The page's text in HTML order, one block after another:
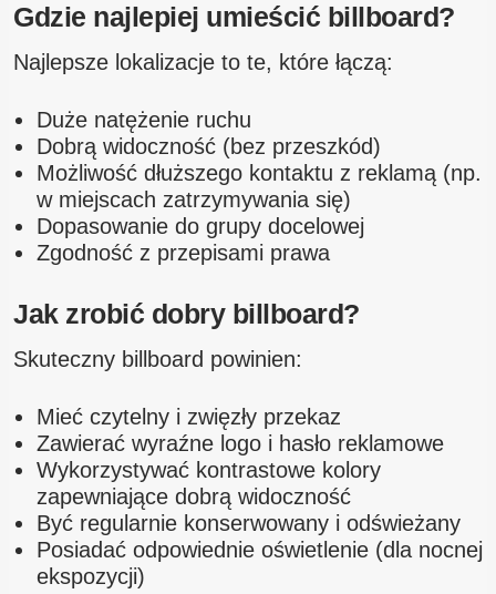
Gdzie najlepiej umieścić billboard?
Najlepsze lokalizacje to te, które łączą:
Duże natężenie ruchu
Dobrą widoczność (bez przeszkód)
Możliwość dłuższego kontaktu z reklamą (np.
w miejscach zatrzymywania się)
Dopasowanie do grupy docelowej
Zgodność z przepisami prawa
Jak zrobić dobry billboard?
Skuteczny billboard powinien:
Mieć czytelny i zwięzły przekaz
Zawierać wyraźne logo i hasło reklamowe
Wykorzystywać kontrastowe kolory
zapewniające dobrą widoczność
Być regularnie konserwowany i odświeżany
Posiadać odpowiednie oświetlenie (dla nocnej
ekspozycji)